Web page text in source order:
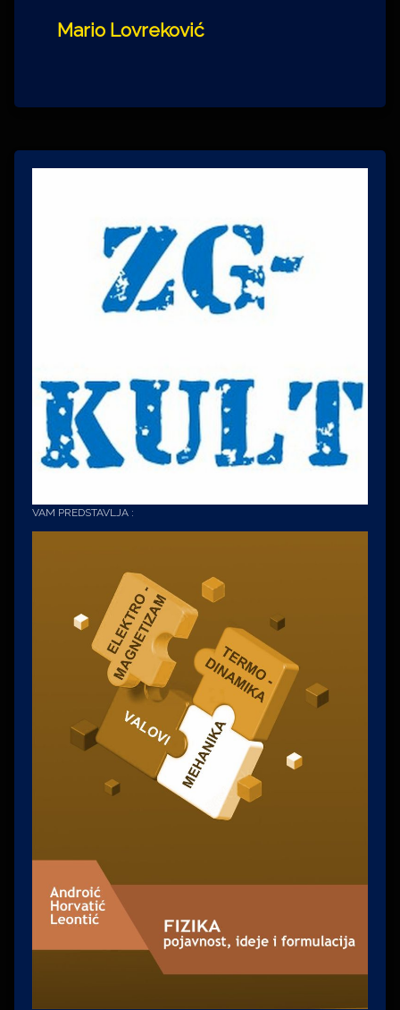
Mario Lovreković
VAM PREDSTAVLJA :